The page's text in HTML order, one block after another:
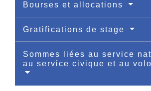
Bourses et allocations
Gratifications de stage
Sommes liées au service
au service civique et au